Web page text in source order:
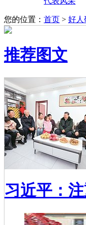
您的位置： 首页 > 好人
推荐图文
习近平：